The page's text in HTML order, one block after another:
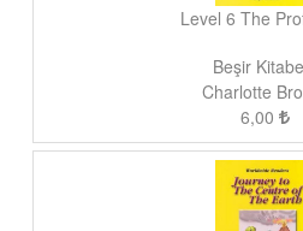
Level 6 The
Beşir
Charlotte
6,00